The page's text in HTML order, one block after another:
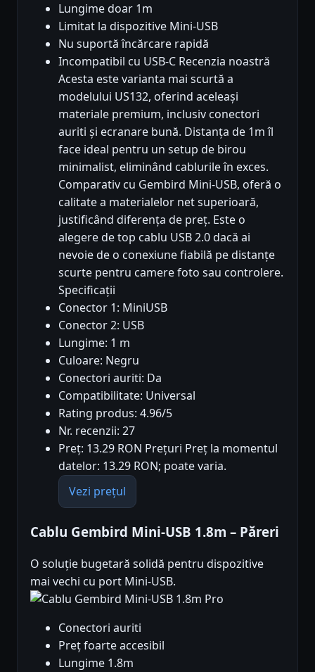
Lungime doar 1m
Limitat la dispozitive Mini-USB
Nu suportă încărcare rapidă
Incompatibil cu USB-C Recenzia noastră
Acesta este varianta mai scurtă a
modelului US132, oferind aceleași
materiale premium, inclusiv conectori
auriti și ecranare bună. Distanța de 1m îl
face ideal pentru un setup de birou
minimalist, eliminând cablurile în exces.
Comparativ cu Gembird Mini-USB, oferă o
calitate a materialelor net superioară,
justificând diferența de preț. Este o
alegere de top cablu USB 2.0 dacă ai
nevoie de o conexiune fiabilă pe distanțe
scurte pentru camere foto sau controlere.
Specificații
Conector 1: MiniUSB
Conector 2: USB
Lungime: 1 m
Culoare: Negru
Conectori auriti: Da
Compatibilitate: Universal
Rating produs: 4.96/5
Nr. recenzii: 27
Preț: 13.29 RON Prețuri Preț la momentul
datelor: 13.29 RON; poate varia.
Vezi prețul
Cablu Gembird Mini-USB 1.8m – Păreri
O soluție bugetară solidă pentru dispozitive
mai vechi cu port Mini-USB.
Pro
Conectori auriti
Preț foarte accesibil
Lungime 1.8m